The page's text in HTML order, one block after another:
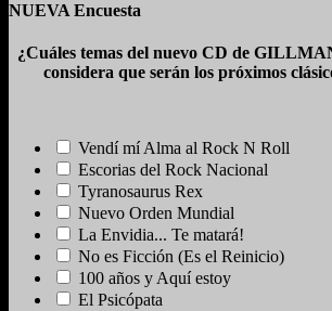
NUEVA Encuesta
¿Cuáles temas del nuevo CD de
considera que serán los próximos
Vendí mí Alma al Rock N Roll
Escorias del Rock Nacional
Tyranosaurus Rex
Nuevo Orden Mundial
La Envidia... Te matará!
No es Ficción (Es el Reinicio)
100 años y Aquí estoy
El Psicópata